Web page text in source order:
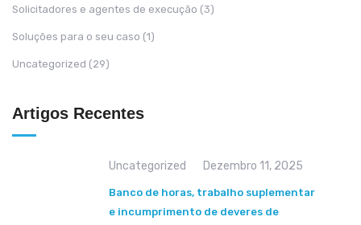
Solicitadores e agentes de execução (3)
Soluções para o seu caso (1)
Uncategorized (29)
Artigos Recentes
Uncategorized Dezembro 11, 2025
Banco de horas, trabalho suplementar
e incumprimento de deveres de